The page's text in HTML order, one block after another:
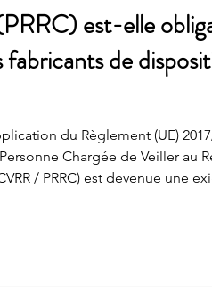
est-elle
fabricants de
du Règlement (UE)
Chargée de Veiller au
/ PRRC) est devenue une